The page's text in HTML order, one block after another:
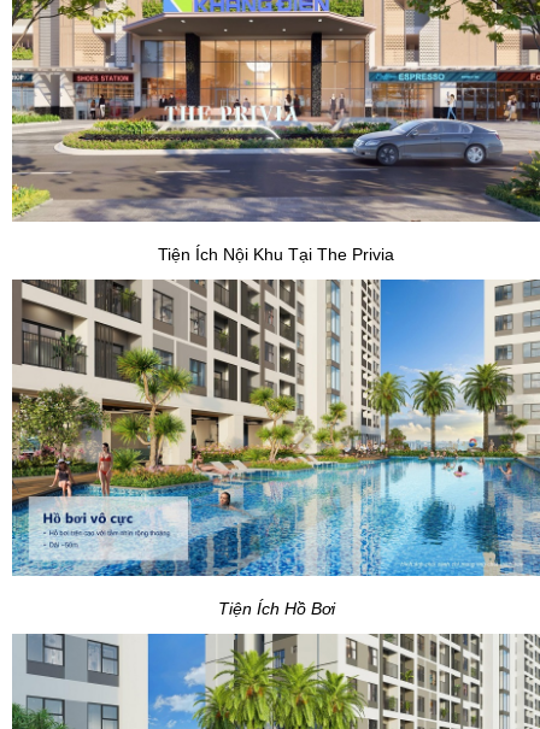
Tiện Ích Nội Khu Tại The Privia
Tiện Ích Hồ Bơi